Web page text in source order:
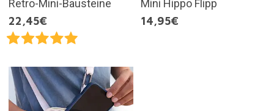
Retro-Mini-Bausteine
22,45€
Mini Hippo Flipp
14,95€